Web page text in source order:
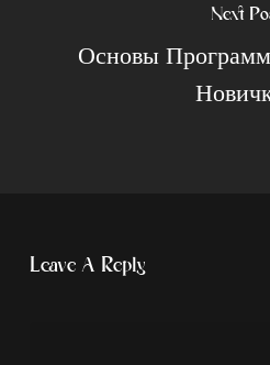
Next
Основы
Leave A Reply